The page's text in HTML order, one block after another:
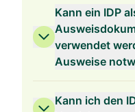
Kann ein IDP
verwendet
Ausweise
Kann ich den